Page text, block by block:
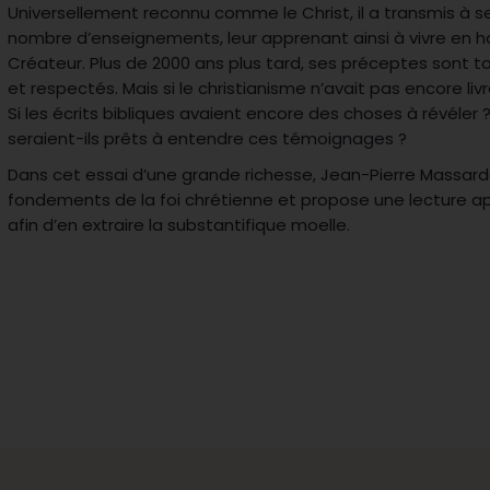
Universellement reconnu comme le Christ, il a transmis à
nombre d’enseignements, leur apprenant ainsi à vivre en
Créateur. Plus de 2000 ans plus tard, ses préceptes sont
et respectés. Mais si le christianisme n’avait pas encore
Si les écrits bibliques avaient encore des choses à révéler
seraient-ils prêts à entendre ces témoignages ?
Dans cet essai d’une grande richesse, Jean-Pierre
fondements de la foi chrétienne et propose une lecture
afin d’en extraire la substantifique moelle.